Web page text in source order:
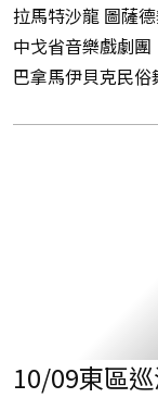
拉馬特沙龍 圖薩
中戈省音樂戲劇團
巴拿馬伊貝克民俗
10/09東區